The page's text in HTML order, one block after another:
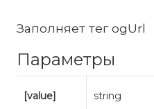
Заполняет тег ogUrl
Параметры
[value] string